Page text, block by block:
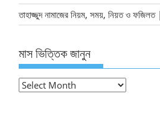
তাহাজ্জুদ নামাজের নিয়ম, সময়, নিয়ত ও
মাস ভিত্তিক জানুন
মাস